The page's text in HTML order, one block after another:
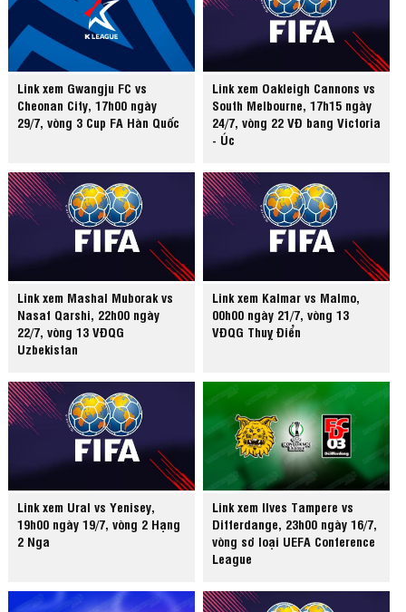
Link xem Gwangju FC vs
Cheonan City, 17h00 ngày
29/7, vòng 3 Cup FA Hàn Quốc
Link xem Oakleigh Cannons vs
South Melbourne, 17h15 ngày
24/7, vòng 22 VĐ bang Victoria
- Úc
Link xem Mashal Muborak vs
Nasaf Qarshi, 22h00 ngày
22/7, vòng 13 VĐQG
Uzbekistan
Link xem Kalmar vs Malmo,
00h00 ngày 21/7, vòng 13
VĐQG Thuỵ Điển
Link xem Ural vs Yenisey,
19h00 ngày 19/7, vòng 2 Hạng
2 Nga
Link xem Ilves Tampere vs
Differdange, 23h00 ngày 16/7,
vòng sơ loại UEFA Conference
League